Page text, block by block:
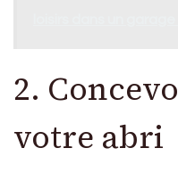
2.
votre abri